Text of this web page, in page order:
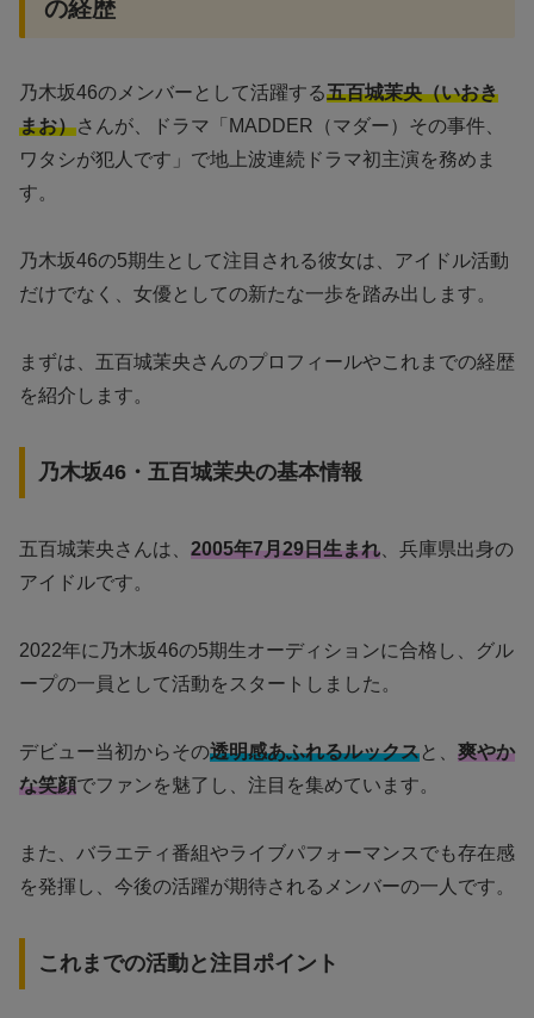
の経歴
乃木坂46のメンバーとして活躍する五百城茉央（いおき
まお）さんが、ドラマ「MADDER（マダー）その事件、
ワタシが犯人です」で地上波連続ドラマ初主演を務めま
す。
乃木坂46の5期生として注目される彼女は、アイドル活動
だけでなく、女優としての新たな一歩を踏み出します。
まずは、五百城茉央さんのプロフィールやこれまでの経歴
を紹介します。
乃木坂46・五百城茉央の基本情報
五百城茉央さんは、 2005年7月29日生まれ 、兵庫県出身の
アイドルです。
2022年に乃木坂46の5期生オーディションに合格し、グル
ープの一員として活動をスタートしました。
デビュー当初からその透明感あふれるルックスと、 爽やか
な笑顔でファンを魅了し、注目を集めています。
また、バラエティ番組やライブパフォーマンスでも存在感
を発揮し、今後の活躍が期待されるメンバーの一人です。
これまでの活動と注目ポイント